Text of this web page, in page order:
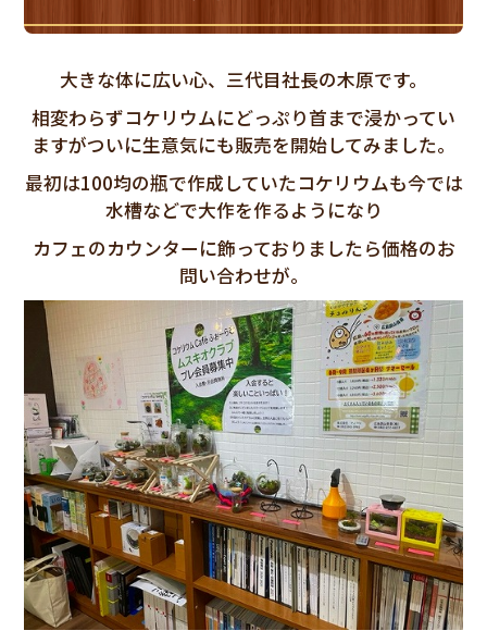
大きな体に広い心、三代目社長の木原です。
相変わらずコケリウムにどっぷり首まで浸かってい
ますがついに生意気にも販売を開始してみました。
最初は100均の瓶で作成していたコケリウムも今では
水槽などで大作を作るようになり
カフェのカウンターに飾っておりましたら価格のお
問い合わせが。